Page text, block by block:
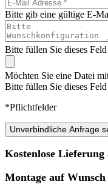
Bitte gib eine gültige E-
Bitte füllen Sie dieses Feld
Möchten Sie eine Datei
Bitte füllen Sie dieses Feld
*Pflichtfelder
Unverbindliche Anfrage
Kostenlose Lieferung
Montage auf